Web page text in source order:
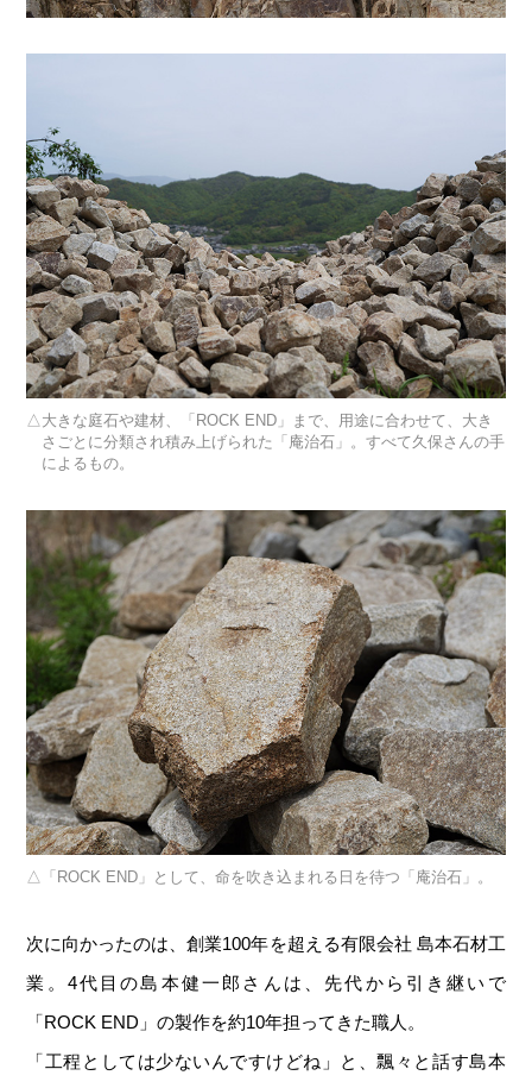
大きな庭石や建材、「ROCK END」まで、用途に合わせて、大き
さごとに分類され積み上げられた「庵治石」。すべて久保さんの手
によるもの。
「ROCK END」として、命を吹き込まれる日を待つ「庵治石」。
次に向かったのは、創業100年を超える有限会社 島本石材工
業。4代目の島本健一郎さんは、先代から引き継いで
「ROCK END」の製作を約10年担ってきた職人。
「工程としては少ないんですけどね」と、飄々と話す島本